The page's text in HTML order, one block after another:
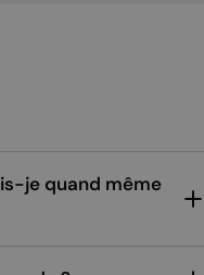
je quand même